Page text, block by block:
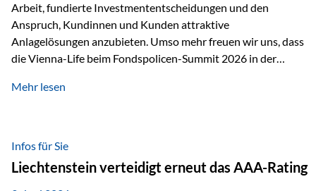
Arbeit, fundierte Investmententscheidungen und den
Anspruch, Kundinnen und Kunden attraktive
Anlagelösungen anzubieten. Umso mehr freuen wir uns, dass
die Vienna-Life beim Fondspolicen-Summit 2026 in der
dieser Ehrung ist der renommierte Fondspolicenreport der
analysiert und verglichen wurden. Das Ergebnis: Die ETF-
Auswahl der Vienna-Life zählt zu den drei besten Angeboten
am Markt. Für uns ist diese Auszeichnung eine Bestätigung
Mehr lesen
Infos für Sie
Liechtenstein verteidigt erneut das AAA-Rating